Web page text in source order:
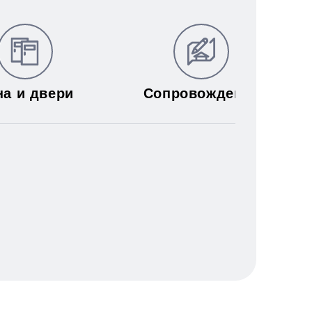
и двери Сопровождение